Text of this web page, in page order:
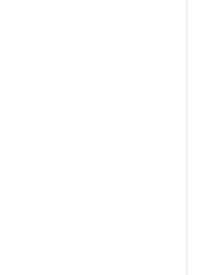
33
dal decreto
97. La sezione
è strutturata
28 dicembre